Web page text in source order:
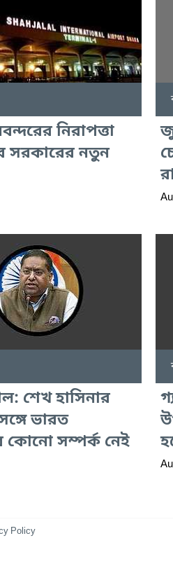
নিরাপত্তা
সরকারের নতুন
শেখ হাসিনার
ভারত
কোনো সম্পর্ক নেই
Policy